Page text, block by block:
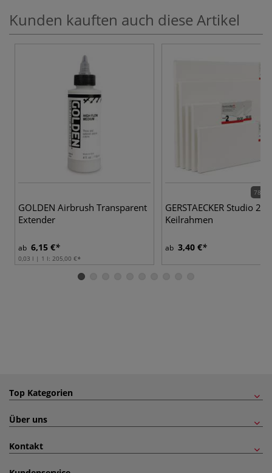
Kunden kauften auch diese Artikel
GOLDEN Airbrush Transparent
Extender
ab 6,15 €
0,03 l | 1 l: 205,00 €
78
GERSTAECKER Studio 2
Keilrahmen
ab 3,40 €
Top Kategorien
Über uns
Kontakt